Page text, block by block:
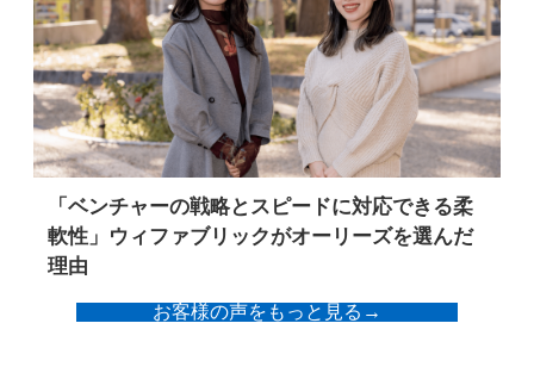
「ベンチャーの戦略とスピードに対応できる柔
軟性」ウィファブリックがオーリーズを選んだ
理由
お客様の声をもっと見る →